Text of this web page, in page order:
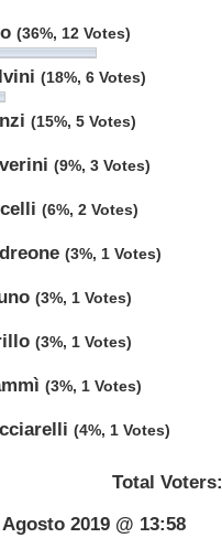
(36%, 12 Votes)
(18%, 6 Votes)
(15%, 5 Votes)
(9%, 3 Votes)
(6%, 2 Votes)
(3%, 1 Votes)
(3%, 1 Votes)
(3%, 1 Votes)
(3%, 1 Votes)
(4%, 1 Votes)
Total Voters:
2019 @ 13:58